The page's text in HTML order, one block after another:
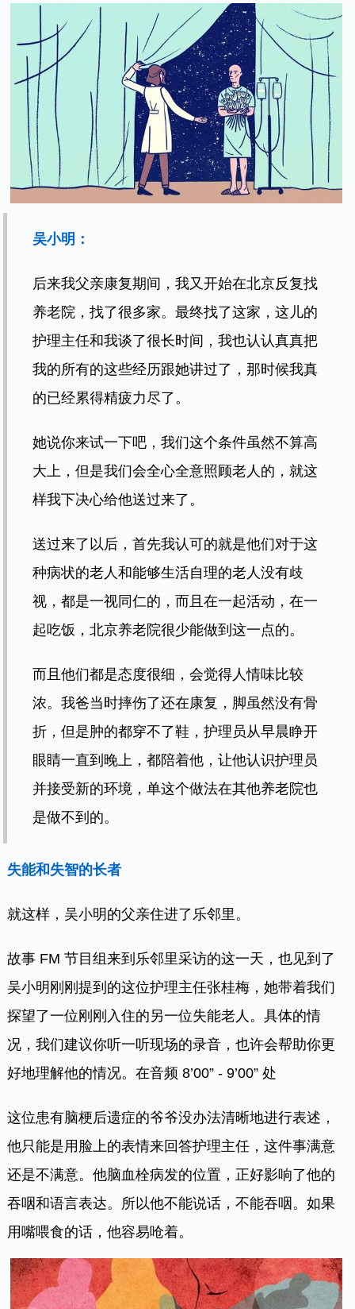
吴小明：
后来我父亲康复期间，我又开始在北京反复找
养老院，找了很多家。最终找了这家，这儿的
护理主任和我谈了很长时间，我也认认真真把
我的所有的这些经历跟她讲过了，那时候我真
的已经累得精疲力尽了。
她说你来试一下吧，我们这个条件虽然不算高
大上，但是我们会全心全意照顾老人的，就这
样我下决心给他送过来了。
送过来了以后，首先我认可的就是他们对于这
种病状的老人和能够生活自理的老人没有歧
视，都是一视同仁的，而且在一起活动，在一
起吃饭，北京养老院很少能做到这一点的。
而且他们都是态度很细，会觉得人情味比较
浓。我爸当时摔伤了还在康复，脚虽然没有骨
折，但是肿的都穿不了鞋，护理员从早晨睁开
眼睛一直到晚上，都陪着他，让他认识护理员
并接受新的环境，单这个做法在其他养老院也
是做不到的。
失能和失智的长者
就这样，吴小明的父亲住进了乐邻里。
故事 FM 节目组来到乐邻里采访的这一天，也见到了
吴小明刚刚提到的这位护理主任张桂梅，她带着我们
探望了一位刚刚入住的另一位失能老人。具体的情
况，我们建议你听一听现场的录音，也许会帮助你更
好地理解他的情况。在音频 8’00” - 9’00” 处
这位患有脑梗后遗症的爷爷没办法清晰地进行表述，
他只能是用脸上的表情来回答护理主任，这件事满意
还是不满意。他脑血栓病发的位置，正好影响了他的
吞咽和语言表达。所以他不能说话，不能吞咽。如果
用嘴喂食的话，他容易呛着。